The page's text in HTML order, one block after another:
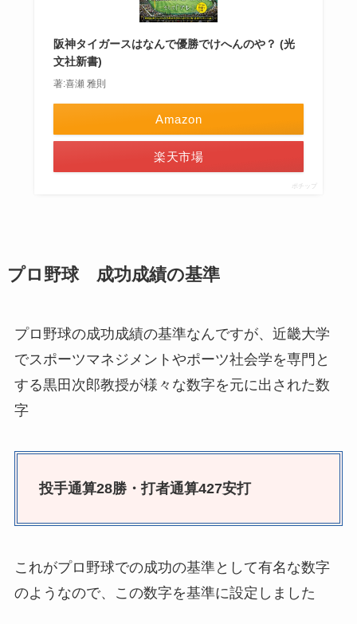
阪神タイガースはなんで優勝でけへんのや？ (光
文社新書)
著:喜瀬 雅則
Amazon
楽天市場
ポチップ
プロ野球 成功成績の基準
プロ野球の成功成績の基準なんですが、近畿大学
でスポーツマネジメントやポーツ社会学を専門と
する黒田次郎教授が様々な数字を元に出された数
字
投手通算28勝・打者通算427安打
これがプロ野球での成功の基準として有名な数字
のようなので、この数字を基準に設定しました